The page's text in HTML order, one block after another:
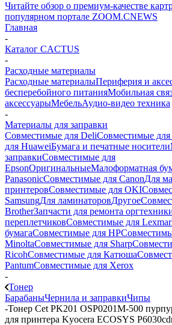
Читайте обзор о премиум-качестве
популярном портале ZOOM.CNEWS
Главная
-
Каталог CACTUS
-
Расходные материалы
Расходные материалыПериферия и
бесперебойного питанияМобильная
аксессуарыМебельАудио-видео техника
-
Материалы для заправки
Совместимые для DeliСовместимые для
для HuaweiБумага и печатные носители
заправкиСовместимые для
EpsonОригинальныеМалоформатная
PanasonicСовместимые для CanonДля
принтеровСовместимые для OKI
SamsungДля ламинаторовДругое
BrotherЗапчасти для ремонта
переплетчиковСовместимые для
бумагаСовместимые для HP
MinoltaСовместимые для Sharp
RicohСовместимые для Катюша
PantumСовместимые для Xerox
-
Тонер
БарабаныЧернила и заправкиЧипы
-Тонер Cet PK201 OSP0201M-500
для принтера Kyocera ECOSYS